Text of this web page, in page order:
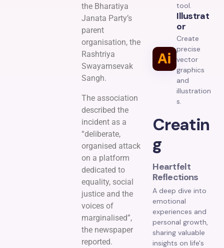
the Bharatiya
Janata Party’s
parent
organisation, the
Rashtriya
Swayamsevak
Sangh.
The association
described the
incident as a
“deliberate,
organised attack
on a platform
dedicated to
equality, social
justice and the
voices of
marginalised”,
the newspaper
reported.
tool.
Illustrat
Or
Create
precise
vector
graphics
and
illustration
s.
Creatin
g
Heartfelt
Reflections
A deep dive into
emotional
experiences and
personal growth,
sharing valuable
insights on life's